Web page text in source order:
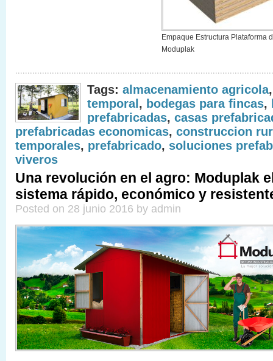
Empaque Estructura Plataforma
Moduplak
Tags: almacenamiento agricola
temporal , bodegas para fincas,
prefabricadas, casas
prefabricadas economicas, construccion
temporales, prefabricado, soluciones
viveros
Una revolución en el agro: Moduplak
sistema rápido, económico y
Posted on 28 junio 2016 by admin